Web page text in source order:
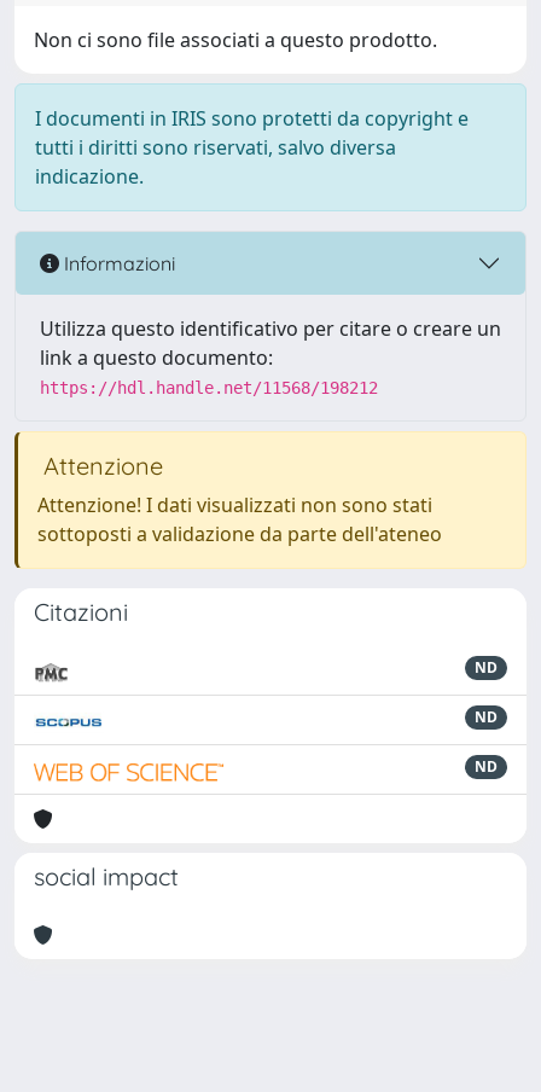
Non ci sono file associati a questo prodotto.
I documenti in IRIS sono protetti da copyright e
tutti i diritti sono riservati, salvo diversa
indicazione.
Informazioni
Utilizza questo identificativo per citare o creare un
link a questo documento:
https://hdl.handle.net/11568/198212
Attenzione
Attenzione! I dati visualizzati non sono stati
sottoposti a validazione da parte dell'ateneo
Citazioni
ND
ND
ND
social impact